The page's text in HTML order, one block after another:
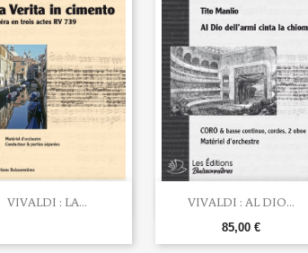
VIVALDI : LA...
Aperçu rapide VIVALDI : AL DIO...
85,00 €
Aperçu rapide